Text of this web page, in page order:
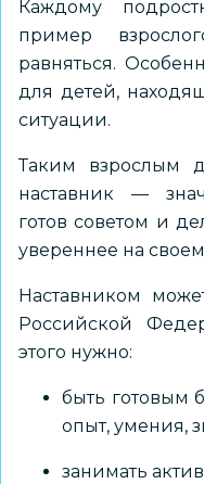
Каждому
пример
равняться.
для детей,
ситуации.
Таким взрослым
наставник —
готов советом и
увереннее на
Наставником
Российской
этого нужно:
быть готовым
опыт, умения,
занимать